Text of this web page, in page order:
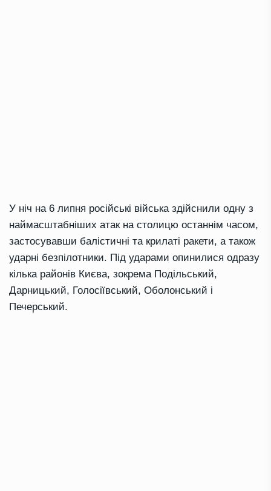
У ніч на 6 липня російські війська здійснили одну з
наймасштабніших атак на столицю останнім часом,
застосувавши балістичні та крилаті ракети, а також
ударні безпілотники. Під ударами опинилися одразу
кілька районів Києва, зокрема Подільський,
Дарницький, Голосіївський, Оболонський і
Печерський.